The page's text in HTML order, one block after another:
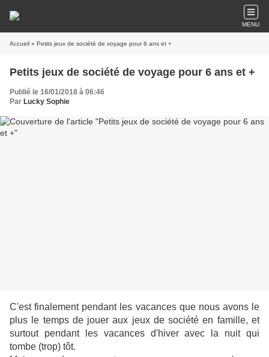
MENU
Accueil » Petits jeux de société de voyage pour 6 ans et +
Petits jeux de société de voyage pour 6 ans et +
Publié le 16/01/2018 à 06:46
Par Lucky Sophie
C'est finalement pendant les vacances que nous avons le
plus le temps de jouer aux jeux de société en famille, et
surtout pendant les vacances d'hiver avec la nuit qui
tombe (trop) tôt.